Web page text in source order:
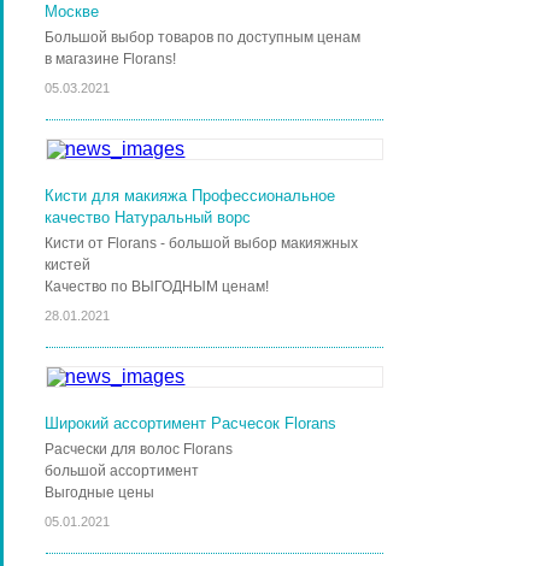
Москве
Большой выбор товаров по доступным ценам
в магазине Florans!
05.03.2021
Кисти для макияжа Профессиональное
качество Натуральный ворс
Кисти от Florans - большой выбор макияжных
кистей
Качество по ВЫГОДНЫМ ценам!
28.01.2021
Широкий ассортимент Расчесок Florans
Расчески для волос Florans
большой ассортимент
Выгодные цены
05.01.2021